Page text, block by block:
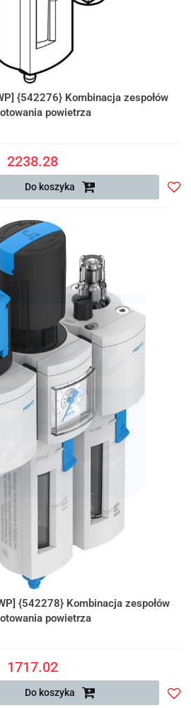
{542276} Kombinacja zespołów
powietrza
2238.28
Do koszyka
{542278} Kombinacja zespołów
powietrza
1717.02
Do koszyka